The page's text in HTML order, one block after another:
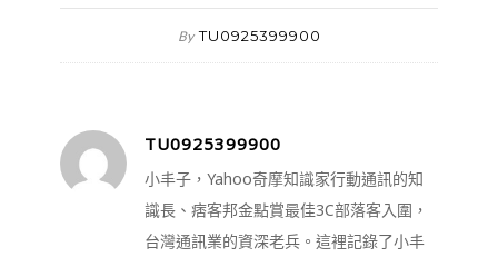
By TU0925399900
TU0925399900
小丰子，Yahoo奇摩知識家行動通訊的知
識長、痞客邦金點賞最佳3C部落客入圍，
台灣通訊業的資深老兵。這裡記錄了小丰